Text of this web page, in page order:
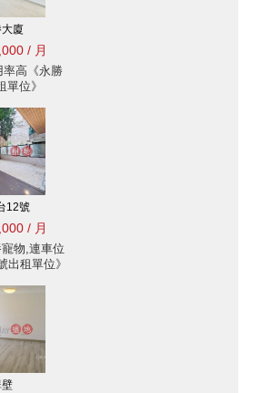
廈
/ 月
率高《永勝
單位》
12號
/ 月
物,連車位
出租單位》